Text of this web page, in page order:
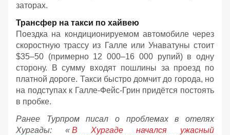
заторах.
Трансфер на такси по хайвею
Поездка на кондиционируемом автомобиле через
скоростную трассу из Галле или Унаватуны стоит
$35–50 (примерно 12 000–16 000 рупий) в одну
сторону. В сумму входят пошлины за проезд по
платной дороге. Такси быстро домчит до города, но
на подступах к Галле-Фейс-Грин придётся постоять
в пробке.
Ранее Турпром писал о проблемах в отелях
Хургады: « В Хургаде начался ужасный